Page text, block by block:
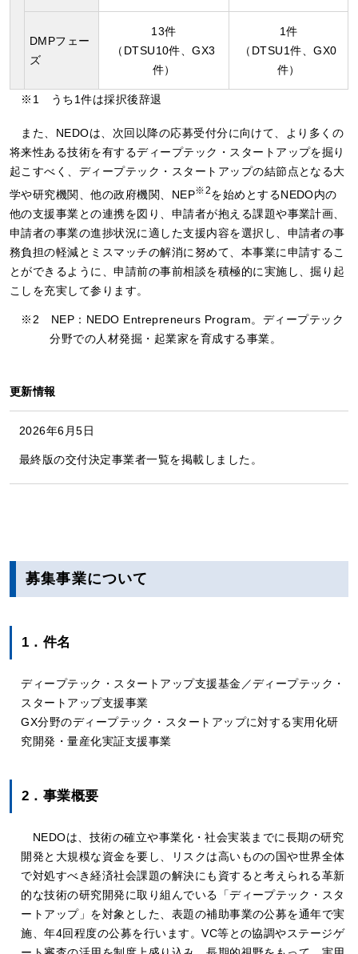
DMPフェー
ズ
13件
（DTSU10件、GX3
件）
1件
（DTSU1件、GX0
件）
※1 うち1件は採択後辞退
また、NEDOは、次回以降の応募受付分に向けて、より多くの
将来性ある技術を有するディープテック・スタートアップを掘り
起こすべく、ディープテック・スタートアップの結節点となる大
学や研究機関、他の政府機関、NEP※2を始めとするNEDO内の
他の支援事業との連携を図り、申請者が抱える課題や事業計画、
申請者の事業の進捗状況に適した支援内容を選択し、申請者の事
務負担の軽減とミスマッチの解消に努めて、本事業に申請するこ
とができるように、申請前の事前相談を積極的に実施し、掘り起
こしを充実して参ります。
※2
NEP：NEDO Entrepreneurs Program。ディープテック
分野での人材発掘・起業家を育成する事業。
更新情報
2026年6月5日
最終版の交付決定事業者一覧を掲載しました。
募集事業について
1．件名
ディープテック・スタートアップ支援基金／ディープテック・
スタートアップ支援事業
GX分野のディープテック・スタートアップに対する実用化研
究開発・量産化実証支援事業
2．事業概要
NEDOは、技術の確立や事業化・社会実装までに長期の研究
開発と大規模な資金を要し、リスクは高いものの国や世界全体
で対処すべき経済社会課題の解決にも資すると考えられる革新
的な技術の研究開発に取り組んでいる「ディープテック・スタ
ートアップ」を対象とした、表題の補助事業の公募を通年で実
施、年4回程度の公募を行います。VC等との協調やステージゲ